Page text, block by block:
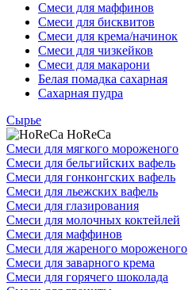
Смеси для маффинов
Смеси для бисквитов
Смеси для крема/начинок
Смеси для чизкейков
Смеси для макарони
Белая помадка сахарная
Сахарная пудра
Сырье
HoReCa
Смеси для мягкого мороженого
Смеси для бельгийских вафель
Смеси для гонконгских вафель
Смеси для льежских вафель
Смеси для глазирования
Смеси для молочных коктейлей
Смеси для маффинов
Смеси для жареного мороженого
Смеси для заварного крема
Смеси для горячего шоколада